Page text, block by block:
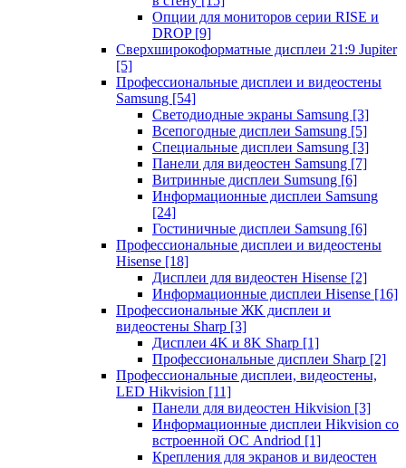
Опции для мониторов серии RISE и
DROP [9]
Сверхширокоформатные дисплеи 21:9 Jupiter
[5]
Профессиональные дисплеи и видеостены
Samsung [54]
Светодиодные экраны Samsung [3]
Всепогодные дисплеи Samsung [5]
Специальные дисплеи Samsung [3]
Панели для видеостен Samsung [7]
Витринные дисплеи Sumsung [6]
Информационные дисплеи Samsung
[24]
Гостиничные дисплеи Samsung [6]
Профессиональные дисплеи и видеостены
Hisense [18]
Дисплеи для видеостен Hisense [2]
Информационные дисплеи Hisense [16]
Профессиональные ЖК дисплеи и
видеостены Sharp [3]
Дисплеи 4K и 8K Sharp [1]
Профессиональные дисплеи Sharp [2]
Профессиональные дисплеи, видеостены,
LED Hikvision [11]
Панели для видеостен Hikvision [3]
Информационные дисплеи Hikvision со
встроенной ОС Andriod [1]
Крепления для экранов и видеостен